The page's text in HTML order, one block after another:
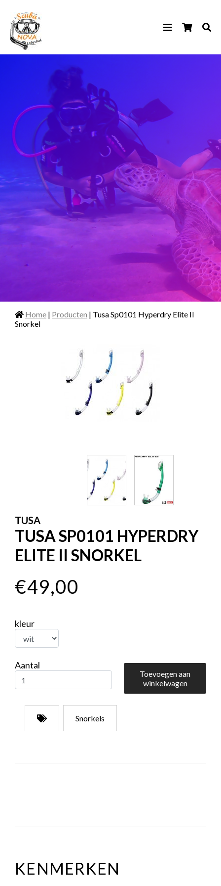
Home | Producten | Tusa Sp0101 Hyperdry Elite II
Snorkel
TUSA
TUSA SP0101 HYPERDRY
ELITE II SNORKEL
€49,00
kleur
Aantal
Toevoegen aan
winkelwagen
Snorkels
KENMERKEN